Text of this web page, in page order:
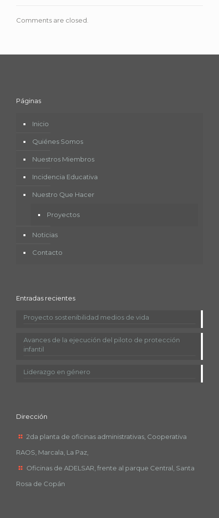
Comments are closed.
Páginas
Inicio
Quiénes Somos
Nuestros Miembros
Incidencia Educativa
Nuestro Que Hacer
Proyectos
Noticias
Contacto
Entradas recientes
Proyecto sostenibilidad medios de vida
Avances de la ejecución del piloto de protección
infantil
Liderazgo en género
Dirección
2da planta de oficinas administrativas, Cooperativa
RAOS, Marcala, La Paz,
Oficinas de ADELSAR, frente al parque Central, Santa
Rosa de Copán